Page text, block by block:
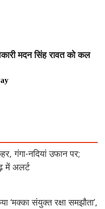
मदन सिंह रावत को कल
गंगा-नदियां उफान पर;
में अलर्ट
‘मक्का संयुक्त रक्षा समझौता’,